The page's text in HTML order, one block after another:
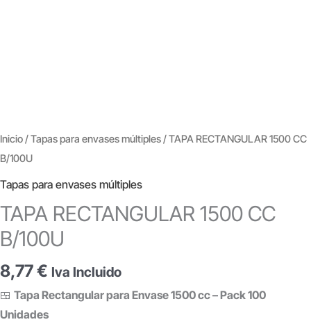
Inicio/Tapas para envases múltiples/ TAPA RECTANGULAR 1500 CC
B/100U
Tapas para envases múltiples
TAPA RECTANGULAR 1500 CC
B/100U
8,77€ Iva Incluido
🍱 Tapa Rectangular para Envase 1500 cc – Pack 100
Unidades